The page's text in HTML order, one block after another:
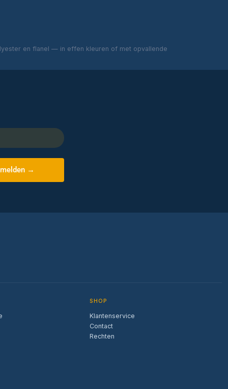
en flanel — in effen kleuren of met opvallende
→
SHOP
Klantenservice
Contact
Rechten